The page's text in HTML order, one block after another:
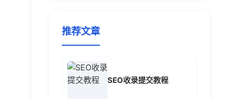
推荐文章
SEO收录提交教程